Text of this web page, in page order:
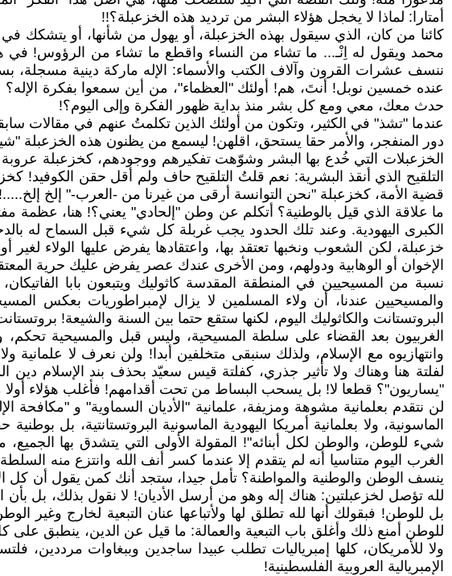
أمتارا: لماذا لا يخجل هؤلاء البشر من ترديد هذه الخزعبلة؟!!
كائنا من كان، الذي سيقول بهذه الخزعبلة، أو يهول من شأنها، أو
محمد ويقول له اِنْـ... ما تشاء من النساء واقطع ما تشاء من الرؤوس! في هذا
ننسف عشرات القرون وآلاف الكتب والأسماء: الإله ماركة دينية مسجلة،
عنده خمسين نوبل! أنتَ، هم! أولئك "العظماء"، من أين سمعوا بفكرة الإله؟
حدث معك، معي ومع كل بشر منذ بداية ظهور الفكرة وإلى اليوم؟!
عندما "تشذ" في الكثير، وتكون من أولئك الذين تكلمتُ عنهم في مقالات
دور المنفجر، والأمر حقا يستحق، اقلهن! ليسمع من يظنون هذه الخزعبلة
الخزعبلات التي خُدع بها البشر وشوّهت تفكيرهم ووجودهم، كخزعبلة عروبة
التلقيح الذي أنقذ البشرية: نعم قلتُ التلقيح حاف ولم أقل حقن الكوفيد!
قضية الأمة، كخزعبلة "نحن التوانسة أرقى من غيرنا من -العرب-" إلخ
ما علاقة الذي قيل بالوطنية؟ أتكلم عن وطن "إلحادي" يعني؟! هنا، عظمة
الكبرى اليهودية. وعند تلك الحدود يجب غربلة كل شيء قبل السماح له
خزعبلة، لكن الشعوب ونخبها تعتقد بها، واعتقادها يفرض عليها الولاء
الإخوان أو الوهابية ودولهم، ومن الأخرى عندك عصر يفرض عليك حرية
نسبة من المسيحيين في المنطقة المقدسة كاثوليك ويتبعون بابا
والمسيحيين عندنا، أن ولاء المسلمين لا يزال لإمبراطوريات بعكس
البروتستانت والكاثوليك اليوم، لكنها ستقع حتما بين السنة والشيعة!
الغربيون بعد القضاء على سلطة المسيحية، وليس قبل والمسيحية
وانتهازيوه مع الإسلام، ولذلك سنبقى متخلفين أبدا! ولن نعرف لا علمانية
لفلتة هنا وهناك ولا تأثير جذري، كفلتة قيس سعيّد بحذف بند الإسلام
"يساريون"؟ قطعا لا! بل يسحب البساط من تحت أقدامهم! فأغلب هؤلاء أولا
لن نتقدم بعلمانية مشوهة ومزيفة، علمانية "الأديان السماوية" و "مكافحة
الماسونية، ولا بعلمانية أمريكا اليهودية الماسونية البروتستانتية، بل
شيء للوطن، والوطن لكل أبنائه"! المقولة الأولى التي يتشدق بها
الغرب اليوم متناسيا أنه لم يتقدم إلا عندما كسر أنف الله وانتزع منه
ينسف الوطن والوطنية والمواطنة؟ تأمل جيدا، ستجد أنك كمن يقول أن كل
لله تؤصل لخزعبلتين: هناك إله وهو من أرسل الأديان! لا نقول بذلك، بل
بل للوطن! فبقولك أنها لله تطلق لها ولأتباعها عنان التبعية لخارج وغير
للوطن أمنع ذلك وأغلق باب التبعية والعمالة: ما قيل عن الدين، ينطبق على
ولا للأمريكان، كلها إمبرياليات تطلب عبيدا ساجدين وببغاوات مرددين،
الإمبريالية العروبية الفلسطينية!